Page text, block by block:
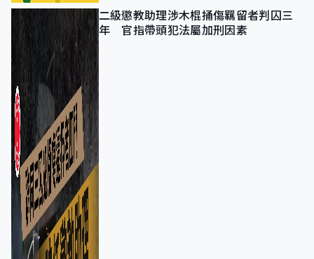
二級懲教助理涉木棍捅傷羈留者判囚三
年 官指帶頭犯法屬加刑因素